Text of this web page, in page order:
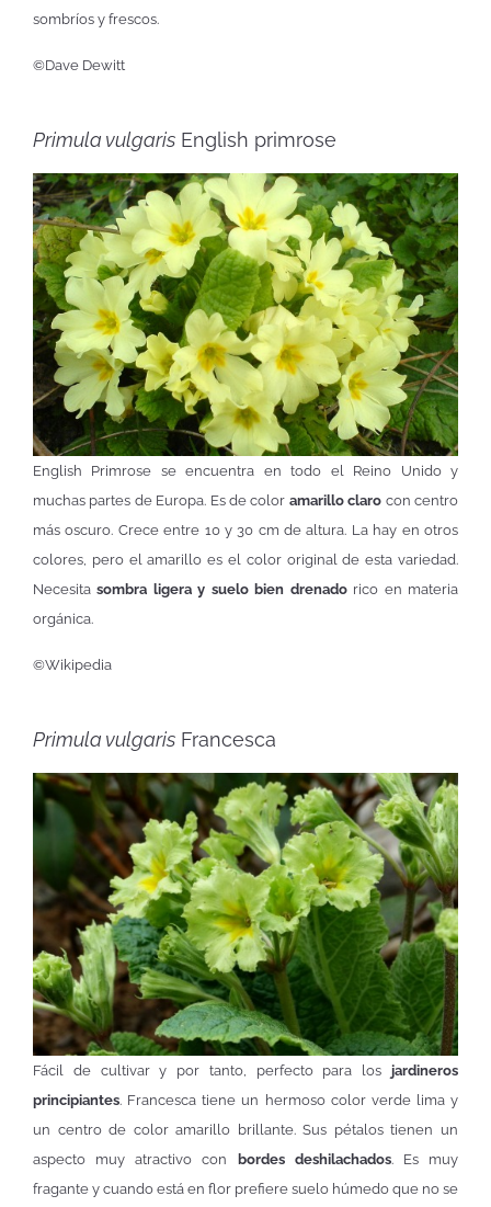
sombríos y frescos.
©Dave Dewitt
Primula vulgaris English primrose
English Primrose se encuentra en todo el Reino Unido y
muchas partes de Europa. Es de color amarillo claro con centro
más oscuro. Crece entre 10 y 30 cm de altura. La hay en otros
colores, pero el amarillo es el color original de esta variedad.
Necesitasombra ligera y suelo bien drenadorico en materia
orgánica.
©Wikipedia
Primula vulgaris Francesca
Fácil de cultivar y por tanto, perfecto para los jardineros
principiantes. Francesca tiene un hermoso color verde lima y
un centro de color amarillo brillante. Sus pétalos tienen un
aspecto muy atractivo con
bordes deshilachados. Es muy
fragante y cuando está en flor prefiere suelo húmedo que no se